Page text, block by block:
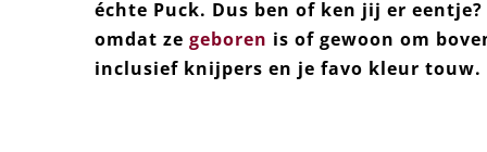
échte Puck. Dus ben of ken jij er
omdat ze geboren is of gewoon om
inclusief knijpers en je favo kleur touw.